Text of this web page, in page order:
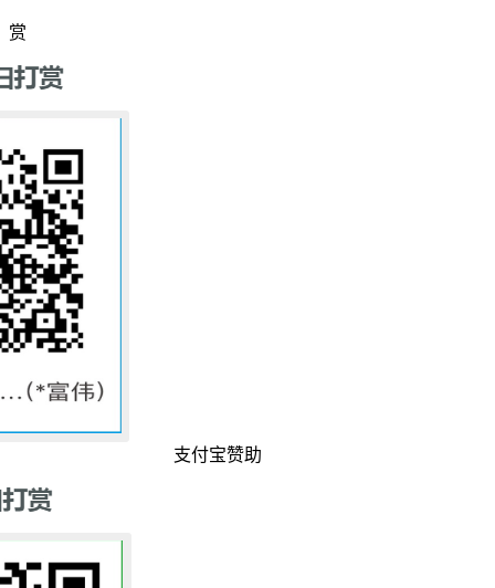
赏
支付宝赞助